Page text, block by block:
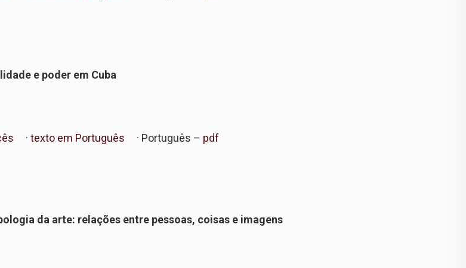
e poder em Cuba
· texto em Português · Português – pdf
da arte: relações entre pessoas, coisas e imagens